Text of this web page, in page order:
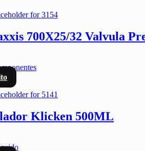
700X25/32 Valvula
Klicken 500ML